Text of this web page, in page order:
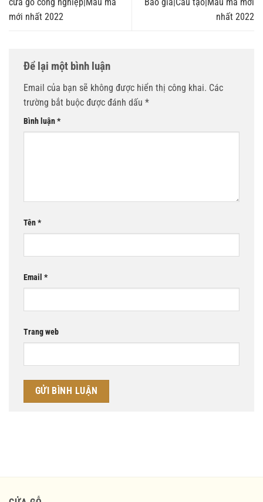
mới nhất 2022
nhất 2022
Để lại một bình luận
Email của bạn sẽ không được hiển thị công khai. Các
trường bắt buộc được đánh dấu *
Bình luận*
Tên*
Email *
Trang web